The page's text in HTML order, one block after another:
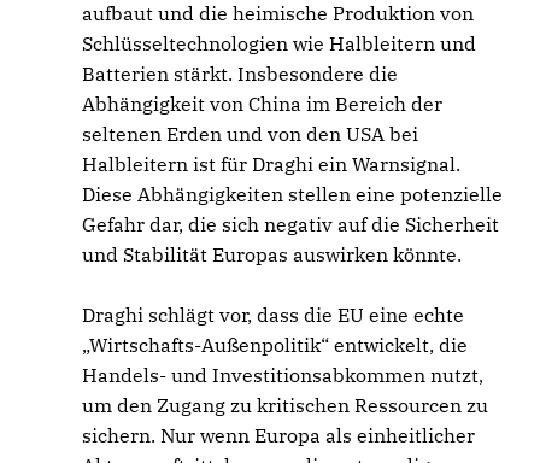
aufbaut und die heimische Produktion von
Schlüsseltechnologien wie Halbleitern und
Batterien stärkt. Insbesondere die
Abhängigkeit von China im Bereich der
seltenen Erden und von den USA bei
Halbleitern ist für Draghi ein Warnsignal.
Diese Abhängigkeiten stellen eine potenzielle
Gefahr dar, die sich negativ auf die Sicherheit
und Stabilität Europas auswirken könnte.
Draghi schlägt vor, dass die EU eine echte
„Wirtschafts-Außenpolitik“ entwickelt, die
Handels- und Investitionsabkommen nutzt,
um den Zugang zu kritischen Ressourcen zu
sichern. Nur wenn Europa als einheitlicher